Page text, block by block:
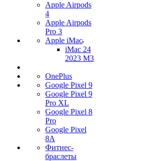
Apple Airpods
4
Apple Airpods
Pro 3
Apple iMac
iMac 24
2023 M3
OnePlus
Google Pixel 9
Google Pixel 9
Pro XL
Google Pixel 8
Pro
Google Pixel
8A
Фитнес-
браслеты